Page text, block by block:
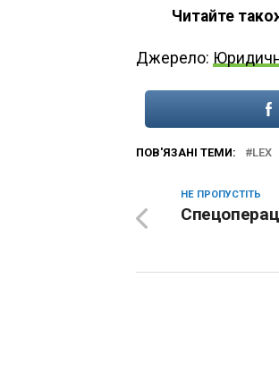
Читайте
Джерело:
ПОВ'ЯЗАНІ ТЕМИ: LEX
НЕ ПРОПУСТІТЬ